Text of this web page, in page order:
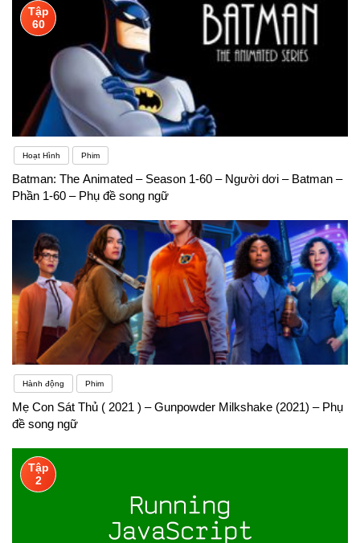
Tập
60
Hoạt Hình Phim
Batman: The Animated – Season 1-60 – Người dơi – Batman –
Phần 1-60 – Phụ đề song ngữ
Hành động Phim
Mẹ Con Sát Thủ ( 2021 ) – Gunpowder Milkshake (2021) – Phụ
đề song ngữ
Tập
2